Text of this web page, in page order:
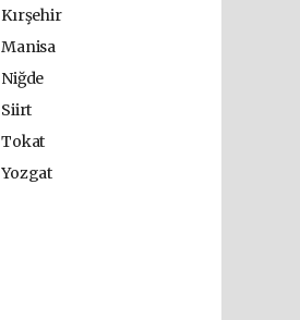
Kırşehir
Manisa
Niğde
Siirt
Tokat
Yozgat